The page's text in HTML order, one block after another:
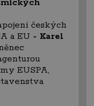
českých
a EU - Karel
EUSPA,